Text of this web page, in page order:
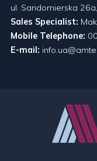
ul. Sandomierska
Sales Specialist:
Mobile Telephone:
E-mail: